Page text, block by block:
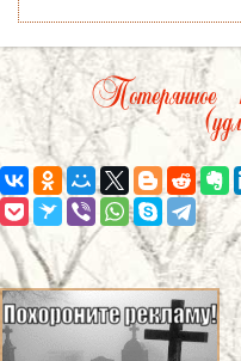
Потерянное